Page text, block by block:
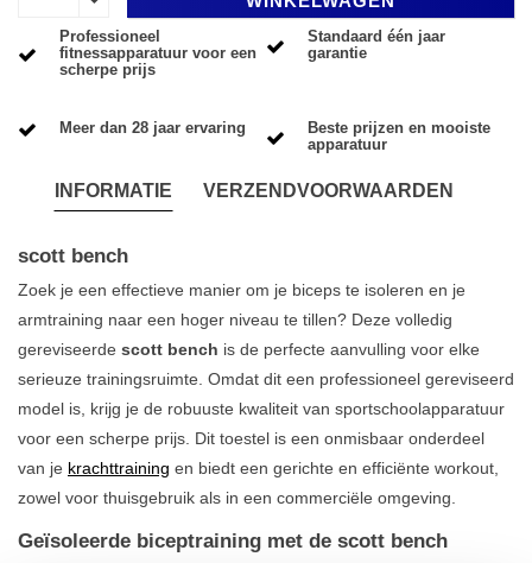
Professioneel
fitnessapparatuur voor een
scherpe prijs
Standaard één jaar
garantie
Meer dan 28 jaar ervaring
Beste prijzen en mooiste
apparatuur
INFORMATIE VERZENDVOORWAARDEN
scott bench
Zoek je een effectieve manier om je biceps te isoleren en je
armtraining naar een hoger niveau te tillen? Deze volledig
gereviseerde scott bench is de perfecte aanvulling voor elke
serieuze trainingsruimte. Omdat dit een professioneel gereviseerd
model is, krijg je de robuuste kwaliteit van sportschoolapparatuur
voor een scherpe prijs. Dit toestel is een onmisbaar onderdeel
van je krachttraining en biedt een gerichte en efficiënte workout,
zowel voor thuisgebruik als in een commerciële omgeving.
Geïsoleerde biceptraining met de scott bench